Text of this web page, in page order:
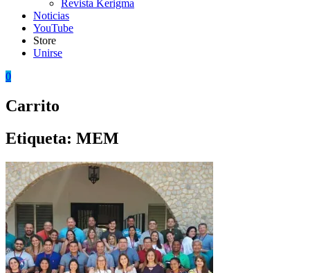
Revista Kerigma
Noticias
YouTube
Store
Unirse
0
Carrito
Etiqueta: MEM